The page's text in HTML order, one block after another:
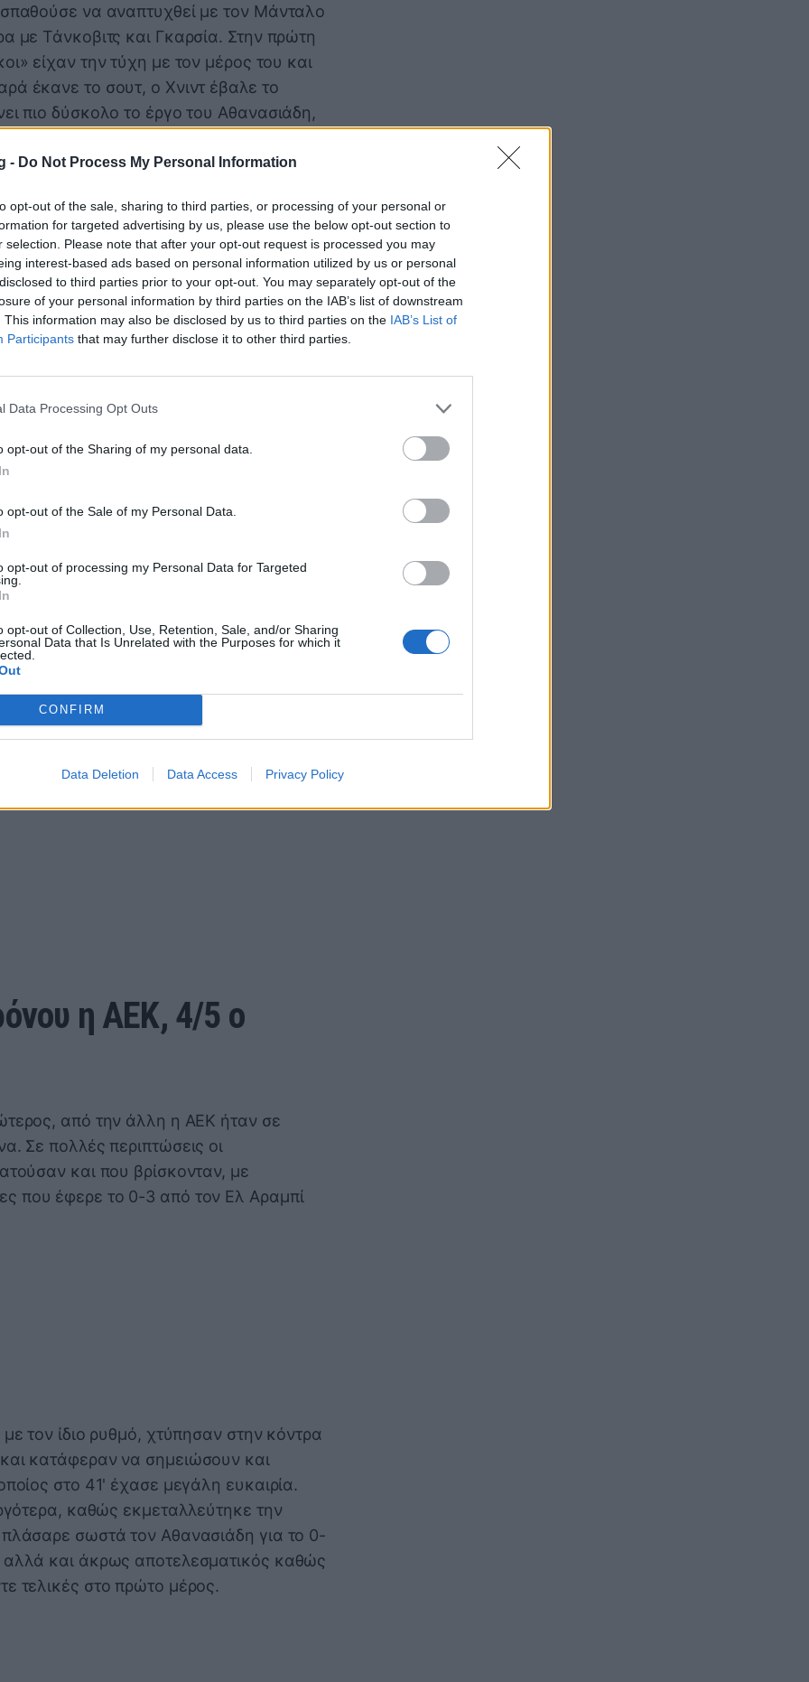
- Do Not Process My Personal Information
opt-out of the sale, sharing to third parties, or processing of your personal or
for targeted advertising by us, please use the below opt-out section to
selection. Please note that after your opt-out request is processed you may
interest-based ads based on personal information utilized by us or personal
to third parties prior to your opt-out. You may separately opt-out of the
of your personal information by third parties on the IAB’s list of downstream
This information may also be disclosed by us to third parties on the IAB’s List of
Participants that may further disclose it to other third parties.
Data Processing Opt Outs
opt-out of the Sharing of my personal data.
opt-out of the Sale of my Personal Data.
opt-out of processing my Personal Data for Targeted
opt-out of Collection, Use, Retention, Sale, and/or Sharing
Data that Is Unrelated with the Purposes for which it
CONFIRM
Data Deletion Data Access Privacy Policy
να αναπτυχθεί με τον Μάνταλο
με Τάνκοβιτς και Γκαρσία. Στην πρώτη
είχαν την τύχη με τον μέρος του και
έκανε το σουτ, ο Χνιντ έβαλε το
πιο δύσκολο το έργο του Αθανασιάδη,
το 0-1 στο 17'.
με τον Τάνκοβιτς, αλλά το
ήταν σε θέση οφ σάιντ. Πριν
οι «κιτρινόμαυροι» είδαν την ομάδα
γκολ με σκόρερ τον Μασούρα, ο
μπήκε από τα αριστερά στην
την μπάλα στα δίχτυα.
έλεγχο του αγώνα, καθώς
κομμάτι δεν επέτρεψαν
ενώ οι ίδιοι εκμεταλλεύτηκαν τις
το ματς εκεί που ήθελαν.
η ΑΕΚ, 4/5 ο
από την άλλη η ΑΕΚ ήταν σε
Σε πολλές περιπτώσεις οι
και που βρίσκονταν, με
που έφερε το 0-3 από τον Ελ Αραμπί
τον ίδιο ρυθμό, χτύπησαν στην κόντρα
κατάφεραν να σημειώσουν και
στο 41' έχασε μεγάλη ευκαιρία.
καθώς εκμεταλλεύτηκε την
σωστά τον Αθανασιάδη για το 0-
και άκρως αποτελεσματικός καθώς
τελικές στο πρώτο μέρος.